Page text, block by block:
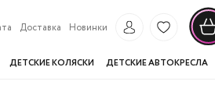
Доставка Новинки
ДЕТСКИЕ КОЛЯСКИ ДЕТСКИЕ АВТОКРЕСЛА